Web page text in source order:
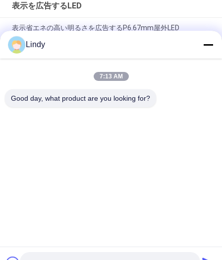
表示を広告するLED
表示省エネの高い明るさを広告するP6.67mm屋外LED
前部サービス屋外の導かれた広告スクリーンP10mm
320x320mmモジュール
表示P8mm 3840Hzを広告するIP65屋外LEDはリフレッシュ レ
Lindy
7:13 AM
Good day, what product are you looking for?